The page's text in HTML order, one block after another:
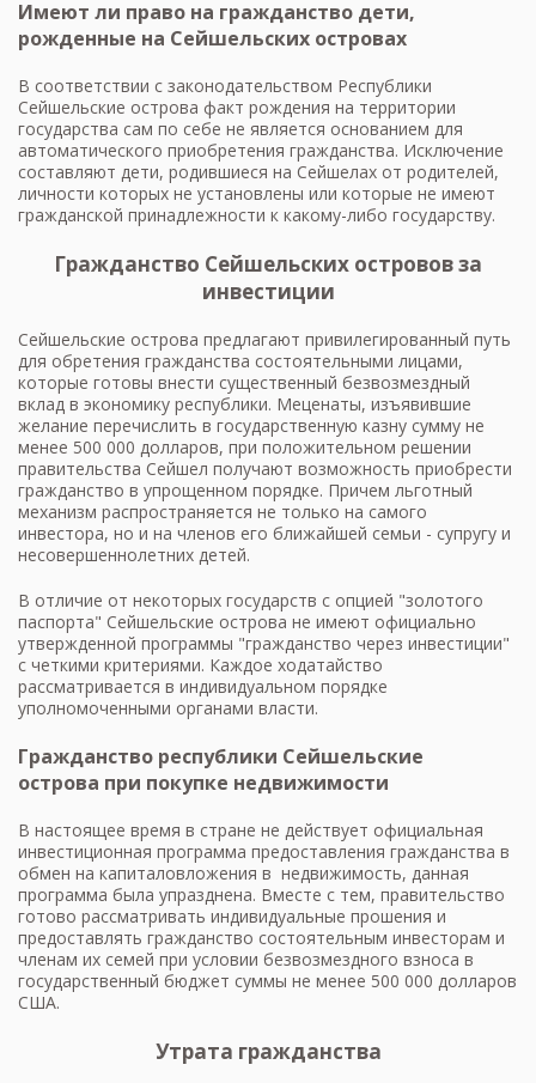
Имеют ли право на гражданство дети,
рожденные на Сейшельских островах
В соответствии с законодательством Республики
Сейшельские острова факт рождения на территории
государства сам по себе не является основанием для
автоматического приобретения гражданства. Исключение
составляют дети, родившиеся на Сейшелах от родителей,
личности которых не установлены или которые не имеют
гражданской принадлежности к какому-либо государству.
Гражданство Сейшельских островов за
инвестиции
Сейшельские острова предлагают привилегированный путь
для обретения гражданства состоятельными лицами,
которые готовы внести существенный безвозмездный
вклад в экономику республики. Меценаты, изъявившие
желание перечислить в государственную казну сумму не
менее 500 000 долларов, при положительном решении
правительства Сейшел получают возможность приобрести
гражданство в упрощенном порядке. Причем льготный
механизм распространяется не только на самого
инвестора, но и на членов его ближайшей семьи - супругу и
несовершеннолетних детей.
В отличие от некоторых государств с опцией "золотого
паспорта" Сейшельские острова не имеют официально
утвержденной программы "гражданство через инвестиции"
с четкими критериями. Каждое ходатайство
рассматривается в индивидуальном порядке
уполномоченными органами власти.
Гражданство республики Сейшельские
острова при покупке недвижимости
В настоящее время в стране не действует официальная
инвестиционная программа предоставления гражданства в
обмен на капиталовложения в недвижимость, данная
программа была упразднена. Вместе с тем, правительство
готово рассматривать индивидуальные прошения и
предоставлять гражданство состоятельным инвесторам и
членам их семей при условии безвозмездного взноса в
государственный бюджет суммы не менее 500 000 долларов
США.
Утрата гражданства